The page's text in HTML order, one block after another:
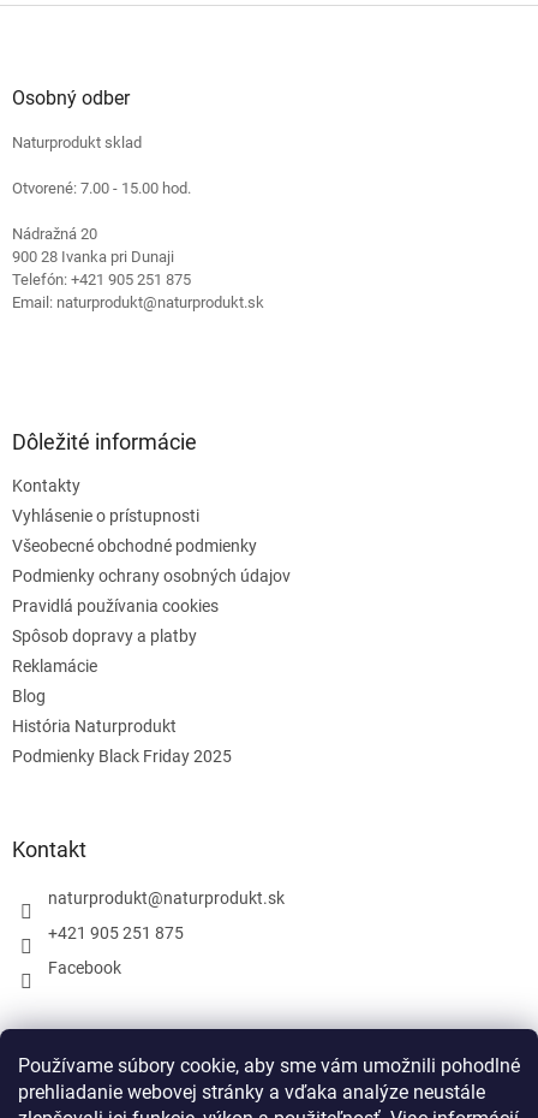
Používame súbory cookie, aby sme vám umožnili pohodlné
prehliadanie webovej stránky a vďaka analýze neustále
l
Osobný odber
Naturprodukt sklad
Otvorené: 7.00 - 15.00 hod.
Nádražná 20
900 28 Ivanka pri Dunaji
Telefón: +421 905 251 875
Email: naturprodukt@naturprodukt.sk
Dôležité informácie
Kontakty
Vyhlásenie o prístupnosti
Všeobecné obchodné podmienky
Podmienky ochrany osobných údajov
Pravidlá používania cookies
Spôsob dopravy a platby
Reklamácie
Blog
História Naturprodukt
Podmienky Black Friday 2025
Kontakt
naturprodukt@naturprodukt.sk
+421 905 251 875
Facebook
Facebook